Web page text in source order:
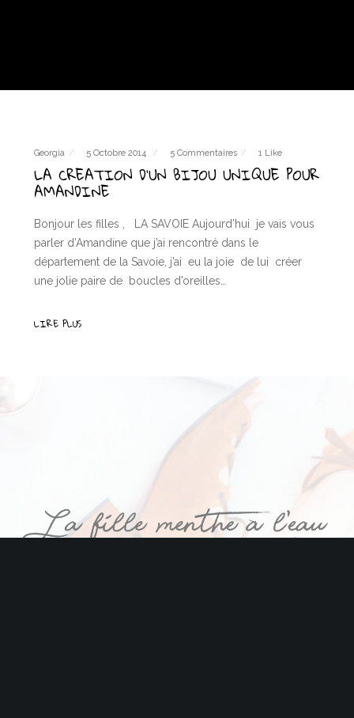
Georgia 5 Octobre 2014 5 Commentaires 1 Like
LA CREATION D’UN BIJOU UNIQUE POUR
AMANDINE
Bonjour les filles , LA SAVOIE Aujourd’hui je vais vous
parler d’Amandine que j’ai rencontré dans le
département de la Savoie, j’ai eu la joie de lui créer
une jolie paire de boucles d’oreilles…
LIRE PLUS